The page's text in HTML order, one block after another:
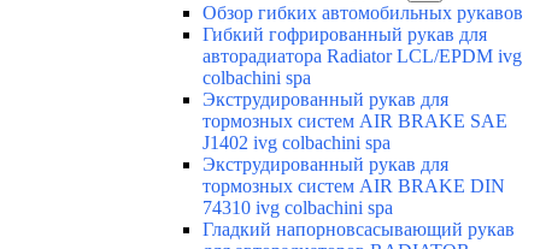
Обзор гибких автомобильных рукавов
Гибкий гофрированный рукав для
авторадиатора Radiator LCL/EPDM ivg
colbachini spa
Экструдированный рукав для
тормозных систем AIR BRAKE SAE
J1402 ivg colbachini spa
Экструдированный рукав для
тормозных систем AIR BRAKE DIN
74310 ivg colbachini spa
Гладкий напорновсасывающий рукав